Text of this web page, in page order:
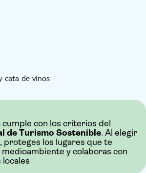
climáticas
cata de vinos
cumple con los criterios del
de Turismo Sostenible. Al elegir
proteges los lugares que te
medioambiente y colaboras con
locales